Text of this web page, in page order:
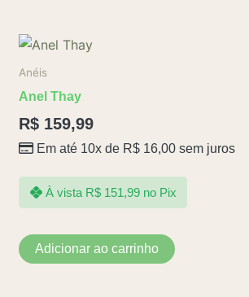
Anéis
Anel Thay
R$ 159,99
Em até 10x de R$ 16,00 sem juros
À vista R$151,99 no Pix
Adicionar ao carrinho